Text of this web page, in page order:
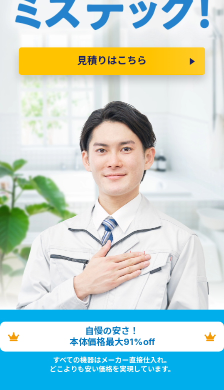
見積りはこちら
自慢の安さ！
本体価格最大91%off
すべての機器はメーカー直接仕入れ。
どこよりも安い価格を実現しています。